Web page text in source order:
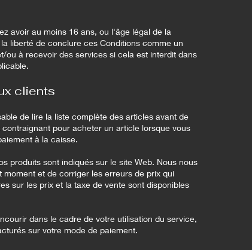
avoir au moins 16 ans, ou l'âge légal de la
liberté de conclure ces Conditions comme un
à recevoir des services si cela est interdit dans
clients
de lire la liste complète des articles avant de
pour acheter un article lorsque vous
à la caisse.
produits sont indiqués sur le site Web. Nous nous
et de corriger les erreurs de prix qui
sur les prix et la taxe de vente sont disponibles
dans le cadre de votre utilisation du service,
sur votre mode de paiement.